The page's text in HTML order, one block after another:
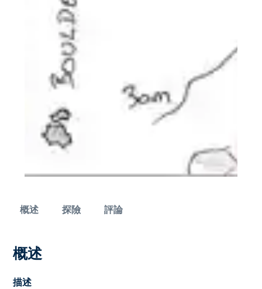
概述 探險 評論
概述
描述